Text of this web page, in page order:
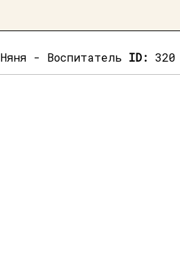
Няня - Воспитатель ID: 320